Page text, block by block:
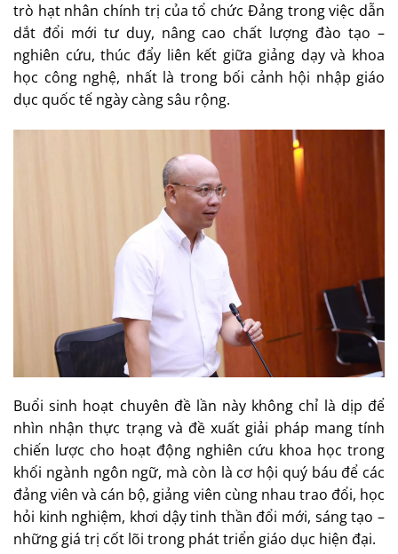
trò hạt nhân chính trị của tổ chức Đảng trong việc dẫn
dắt đổi mới tư duy, nâng cao chất lượng đào tạo –
nghiên cứu, thúc đẩy liên kết giữa giảng dạy và khoa
học công nghệ, nhất là trong bối cảnh hội nhập giáo
dục quốc tế ngày càng sâu rộng.
Buổi sinh hoạt chuyên đề lần này không chỉ là dịp để
nhìn nhận thực trạng và đề xuất giải pháp mang tính
chiến lược cho hoạt động nghiên cứu khoa học trong
khối ngành ngôn ngữ, mà còn là cơ hội quý báu để các
đảng viên và cán bộ, giảng viên cùng nhau trao đổi, học
hỏi kinh nghiệm, khơi dậy tinh thần đổi mới, sáng tạo –
những giá trị cốt lõi trong phát triển giáo dục hiện đại.